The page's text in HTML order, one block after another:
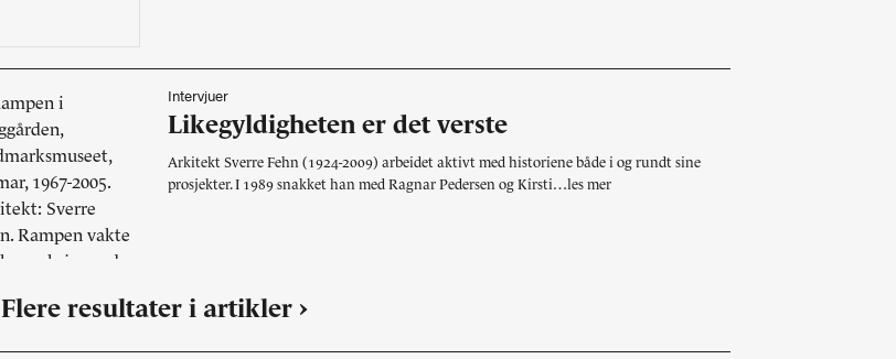
Intervjuer
Likegyldigheten er det verste
Arkitekt Sverre Fehn (1924-2009) arbeidet aktivt med historiene både i og rundt sine
prosjekter. I 1989 snakket han med Ragnar Pedersen og Kirsti…les mer
Flere resultater i artikler ›